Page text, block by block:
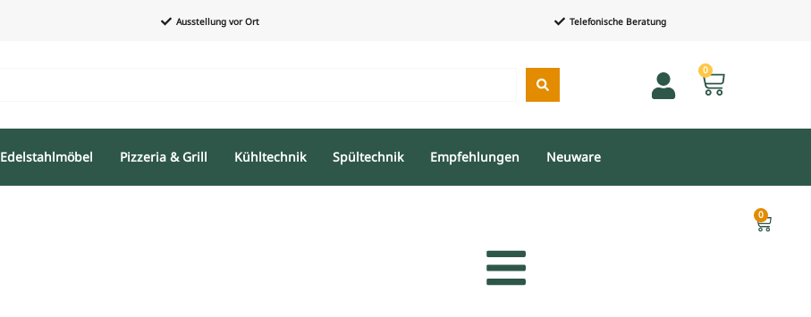
Ausstellung vor Ort Telefonische Beratung
0
Edelstahlmöbel Pizzeria & Grill Kühltechnik Spültechnik Empfehlungen Neuware
0